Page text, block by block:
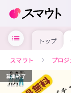
トップ
スマウト プロ
募集終了